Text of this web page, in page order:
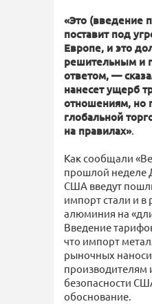
«Это (введение
поставит под
Европе, и это
решительным и
ответом, —
нанесет ущерб
отношениям, но
глобальной
на правилах».
Как сообщали
прошлой неделе
США введут
импорт стали и в
алюминия на
Введение
что импорт
рыночных
производителям
безопасности
обоснование.